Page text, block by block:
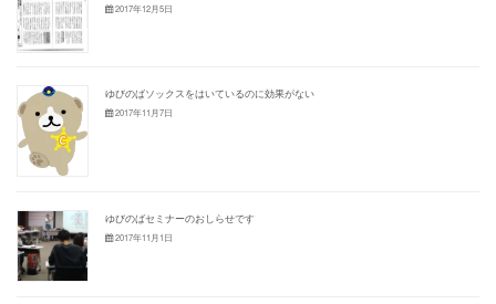
2017年12月5日
ゆびのばソックスをはいているのに効果がない
2017年11月7日
ゆびのばセミナーのおしらせです
2017年11月1日